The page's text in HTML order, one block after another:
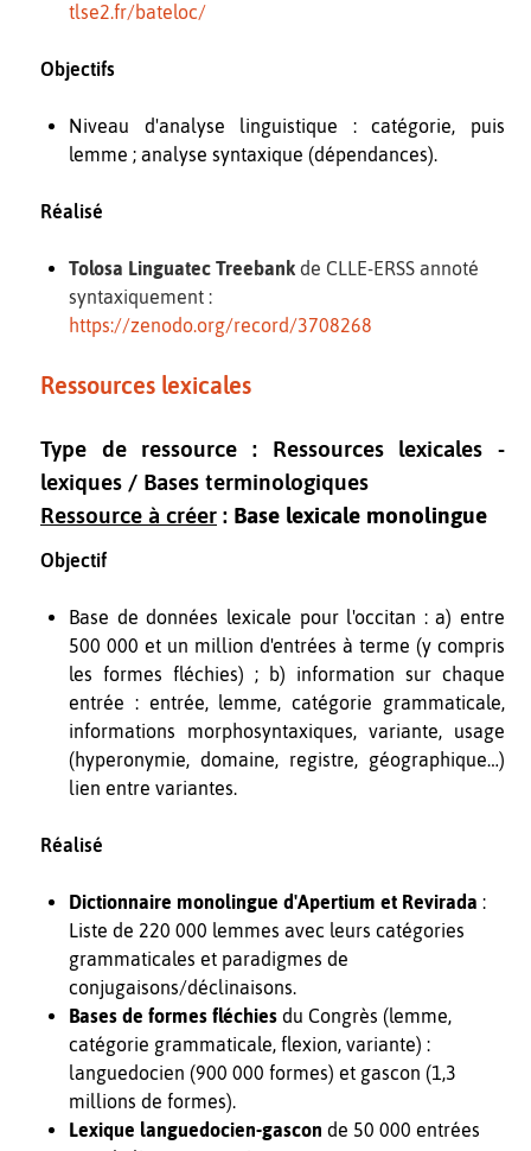
tlse2.fr/bateloc/
Objectifs
Niveau d'analyse linguistique : catégorie, puis
lemme ; analyse syntaxique (dépendances).
Réalisé
Tolosa Linguatec Treebank de CLLE-ERSS annoté
syntaxiquement :
https://zenodo.org/record/3708268
Ressources lexicales
Type de ressource : Ressources lexicales -
lexiques / Bases terminologiques
Ressource à créer : Base lexicale monolingue
Objectif
Base de données lexicale pour l'occitan : a) entre
500 000 et un million d'entrées à terme (y compris
les formes fléchies) ; b) information sur chaque
entrée : entrée, lemme, catégorie grammaticale,
informations morphosyntaxiques, variante, usage
(hyperonymie, domaine, registre, géographique…)
lien entre variantes.
Réalisé
Dictionnaire monolingue d'Apertium et Revirada :
Liste de 220 000 lemmes avec leurs catégories
grammaticales et paradigmes de
conjugaisons/déclinaisons.
Bases de formes fléchies du Congrès (lemme,
catégorie grammaticale, flexion, variante) :
languedocien (900 000 formes) et gascon (1,3
millions de formes).
Lexique languedocien-gascon de 50 000 entrées